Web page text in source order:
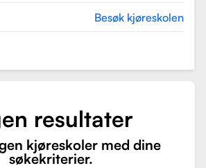
Besøk kjøreskolen
resultater
kjøreskoler med dine
søkekriterier.